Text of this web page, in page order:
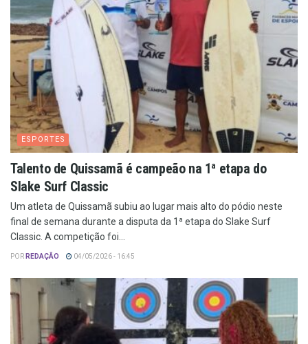
ESPORTES
Talento de Quissamã é campeão na 1ª etapa do
Slake Surf Classic
Um atleta de Quissamã subiu ao lugar mais alto do pódio neste
final de semana durante a disputa da 1ª etapa do Slake Surf
Classic. A competição foi...
POR REDAÇÃO 04/05/2026 - 16:45